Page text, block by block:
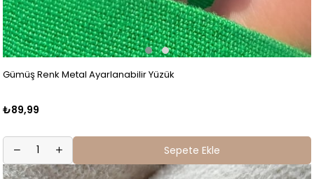
Gümüş Renk Metal Ayarlanabilir Yüzük
₺89,99
Sepete Ekle